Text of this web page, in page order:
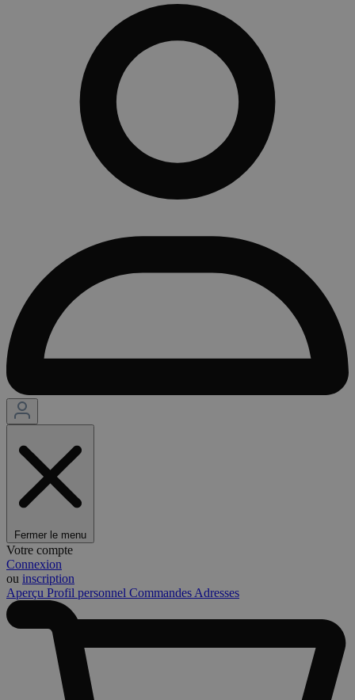
Fermer le menu
Votre compte
Connexion
ou inscription
Aperçu Profil personnel Commandes Adresses